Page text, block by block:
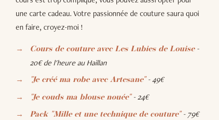
une carte cadeau. Votre passionnée de couture saura quoi
en faire, croyez-moi !
Cours de couture avec Les Lubies de Louise-
20€ de l'heure au Haillan
"Je créé ma robe avec Artesane"- 49€
"Je couds ma blouse nouée"- 24€
Pack "Mille et une technique de couture"- 79€